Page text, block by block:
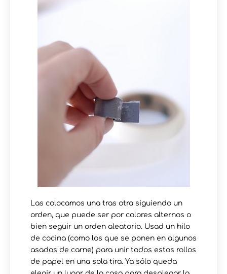
Las colocamos una tras otra siguiendo un
orden, que puede ser por colores alternos o
bien seguir un orden aleatorio. Usad un hilo
de cocina (como los que se ponen en algunos
asados de carne) para unir todos estos rollos
de papel en una sola tira. Ya sólo queda